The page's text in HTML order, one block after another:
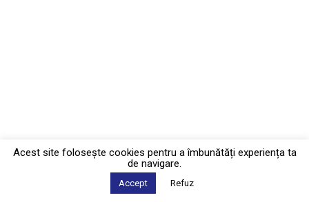
Acest site foloseşte cookies pentru a îmbunătăți experiența ta
de navigare.
Accept Refuz